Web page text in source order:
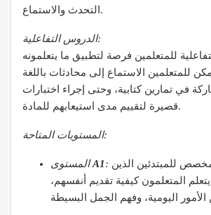
التحدث والاستماع.
الدروس التفاعلية:
للمتعلمين فرصة لتطبيق ما يتعلمونه
للمتعلمين الاستماع إلى محادثات باللغة
في تمارين كتابية، وحتى إجراء اختبارات
قصيرة لتقييم مدى استيعابهم للمادة.
المستويات المتاحة:
المستوىA1:
المتعلمون كيفية تقديم أنفسهم،